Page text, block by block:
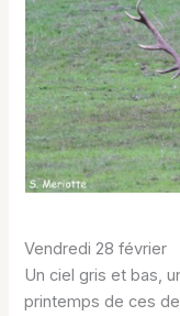
Vendredi 28 février
Un ciel gris et bas,
printemps de ces